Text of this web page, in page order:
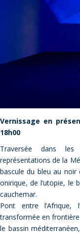
Vernissage en
18h00
Traversée dans
représentations de la
bascule du bleu au noir
onirique, de l’utopie, le
cauchemar.
Pont entre l’Afrique,
transformée en
le bassin